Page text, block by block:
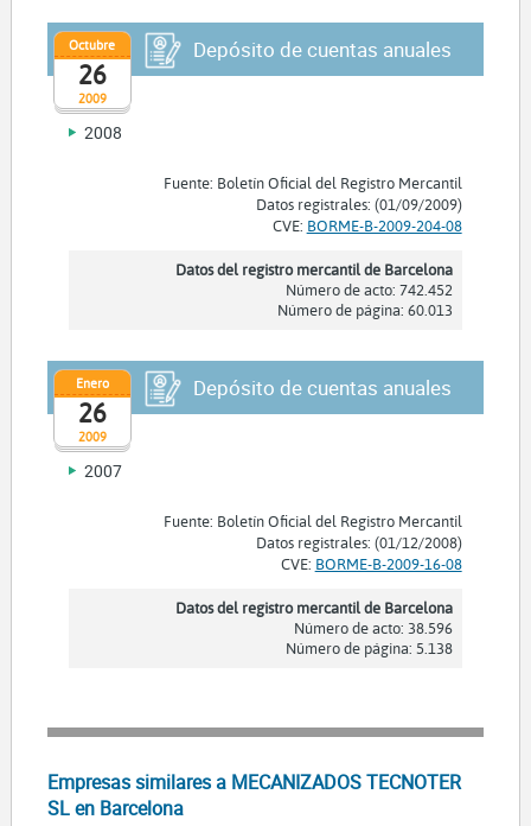
2009
Octubre
26
Depósito de cuentas anuales
2008
Fuente: Boletín Oficial del Registro Mercantil
Datos registrales: (01/09/2009)
CVE: BORME-B-2009-204-08
Datos del registro mercantil de Barcelona
Número de acto: 742.452
Número de página: 60.013
2009
Enero
26
Depósito de cuentas anuales
2007
Fuente: Boletín Oficial del Registro Mercantil
Datos registrales: (01/12/2008)
CVE: BORME-B-2009-16-08
Datos del registro mercantil de Barcelona
Número de acto: 38.596
Número de página: 5.138
Empresas similares a MECANIZADOS TECNOTER
SL en Barcelona